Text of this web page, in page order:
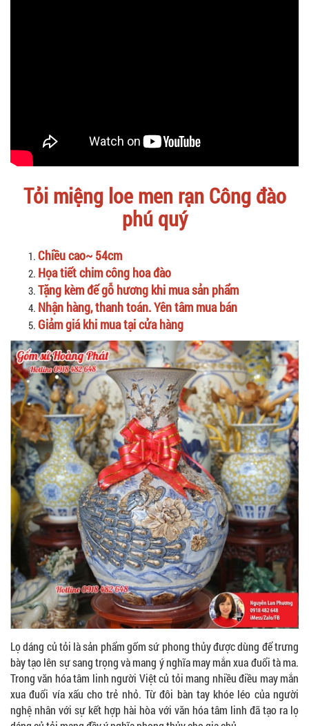
Tỏi miệng loe men rạn Công đào
phú quý
Chiều cao~ 54cm
Họa tiết chim công hoa đào
Tặng kèm đế gỗ hương khi mua sản phẩm
Nhận hàng, thanh toán. Yên tâm mua bán
Giảm giá khi mua tại cửa hàng
Lọ dáng củ tỏi là sản phẩm gốm sứ phong thủy được dùng để trưng
bày tạo lên sự sang trọng và mang ý nghĩa may mắn xua đuổi tà ma.
Trong văn hóa tâm linh người Việt củ tỏi mang nhiều điều may mắn
xua đuổi vía xấu cho trẻ nhỏ. Từ đôi bàn tay khóe léo của người
nghệ nhân với sự kết hợp hài hòa với văn hóa tâm linh đã tạo ra lọ